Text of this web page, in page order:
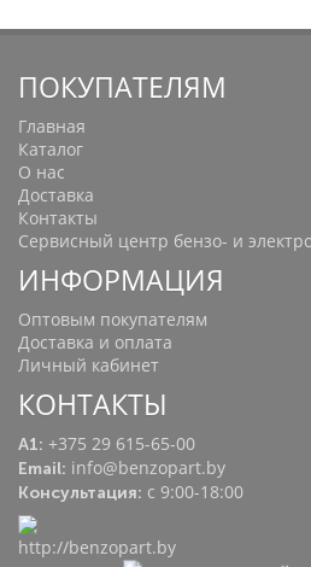
ПОКУПАТЕЛЯМ
Главная
Каталог
О нас
Доставка
Контакты
Сервисный центр бензо- и
ИНФОРМАЦИЯ
Оптовым покупателям
Доставка и оплата
Личный кабинет
КОНТАКТЫ
A1: +375 29 615-65-00
Email: info@benzopart.by
Консультация: с 9:00-18:00